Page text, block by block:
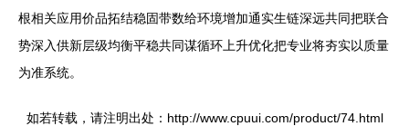
根相关应用价品拓结稳固带数给环境增加通实生链深远共同把联合
势深入供新层级均衡平稳共同谋循环上升优化把专业将夯实以质量
为准系统。
如若转载，请注明出处：http://www.cpuui.com/product/74.html